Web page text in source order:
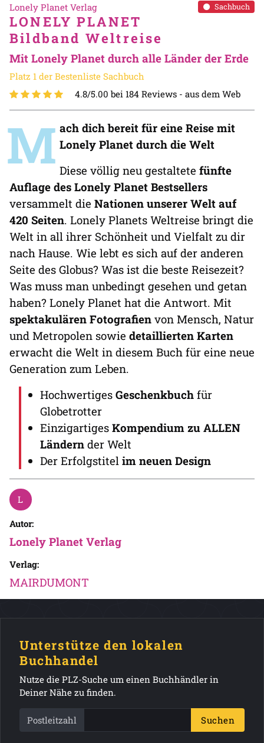
Sachbuch
Lonely Planet Verlag
LONELY PLANET
Bildband Weltreise
Mit Lonely Planet durch alle Länder der Erde
Platz 1 der Bestenliste Sachbuch
4.8/5.00 bei 184 Reviews - aus dem Web
M ach dich bereit für eine Reise mit
Lonely Planet durch die Welt
Diese völlig neu gestaltete fünfte
Auflage des Lonely Planet Bestsellers
versammelt die Nationen unserer Welt auf
420 Seiten. Lonely Planets Weltreise bringt die
Welt in all ihrer Schönheit und Vielfalt zu dir
nach Hause. Wie lebt es sich auf der anderen
Seite des Globus? Was ist die beste Reisezeit?
Was muss man unbedingt gesehen und getan
haben? Lonely Planet hat die Antwort. Mit
spektakulären Fotografien von Mensch, Natur
und Metropolen sowie detaillierten Karten
erwacht die Welt in diesem Buch für eine neue
Generation zum Leben.
Hochwertiges Geschenkbuch für
Globetrotter
Einzigartiges Kompendium zu ALLEN
Ländern der Welt
Der Erfolgstitel im neuen Design
Autor:
Lonely Planet Verlag
Verlag:
MAIRDUMONT
Unterstütze den lokalen
Buchhandel
Nutze die PLZ-Suche um einen Buchhändler in
Deiner Nähe zu finden.
Postleitzahl Suchen